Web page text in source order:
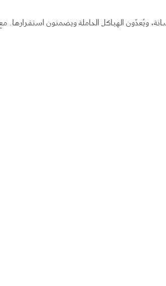
الهياكل الحاملة ويضمنون استقرارها.